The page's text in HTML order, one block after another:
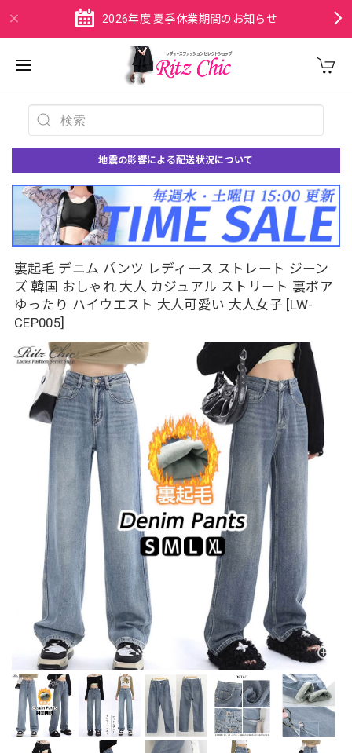
2026年度 夏季休業期間のお知らせ
地震の影響による配送状況について
裏起毛 デニム パンツ レディース ストレート ジーン
ズ 韓国 おしゃれ 大人 カジュアル ストリート 裏ボア
ゆったり ハイウエスト 大人可愛い 大人女子 [LW-
CEP005]